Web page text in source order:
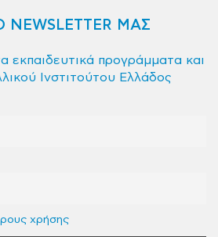
NEWSLETTER ΜΑΣ
εκπαιδευτικά προγράμματα και
Ινστιτούτου Ελλάδος
χρήσης